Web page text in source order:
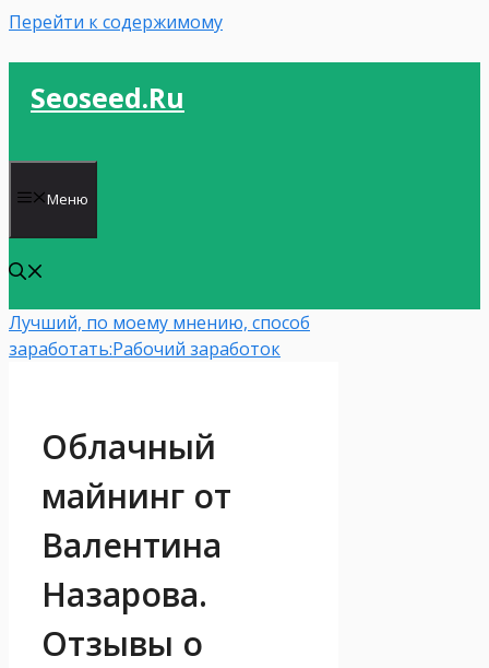
Перейти к содержимому
Seoseed.ru
Меню
Лучший, по моему мнению, способ
заработать:Рабочий заработок
Облачный
майнинг от
Валентина
Назарова.
Отзывы о